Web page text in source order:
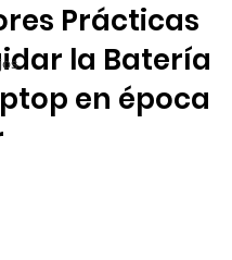
Prácticas
la Batería
en época